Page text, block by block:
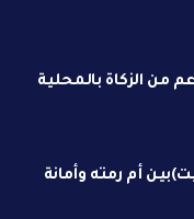
أم رمته وأمانة